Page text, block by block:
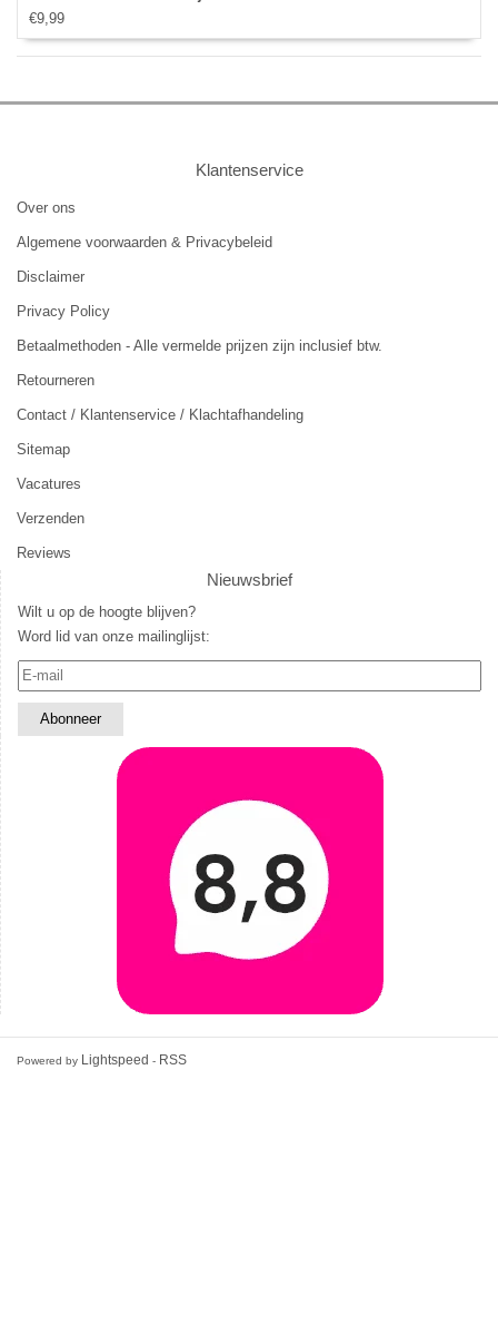
€9,99
Klantenservice
Over ons
Algemene voorwaarden & Privacybeleid
Disclaimer
Privacy Policy
Betaalmethoden - Alle vermelde prijzen zijn inclusief btw.
Retourneren
Contact / Klantenservice / Klachtafhandeling
Sitemap
Vacatures
Verzenden
Reviews
Nieuwsbrief
Wilt u op de hoogte blijven?
Word lid van onze mailinglijst:
Powered by Lightspeed - RSS